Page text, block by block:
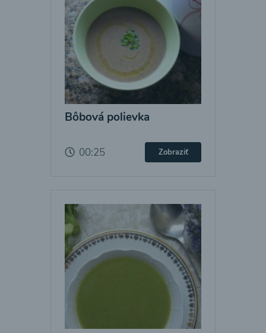
Bôbová polievka
00:25 Zobraziť